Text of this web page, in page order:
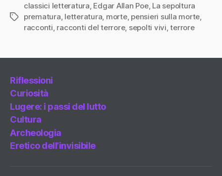
Tag
classici letteratura, Edgar Allan Poe, La sepoltura
prematura, letteratura, morte, pensieri sulla morte,
racconti, racconti del terrore, sepolti vivi,terrore
Riflessioni
Curiosità
Lugere: i passi del lutto
Cultura
Archeologia
Eretico dell’invisibile